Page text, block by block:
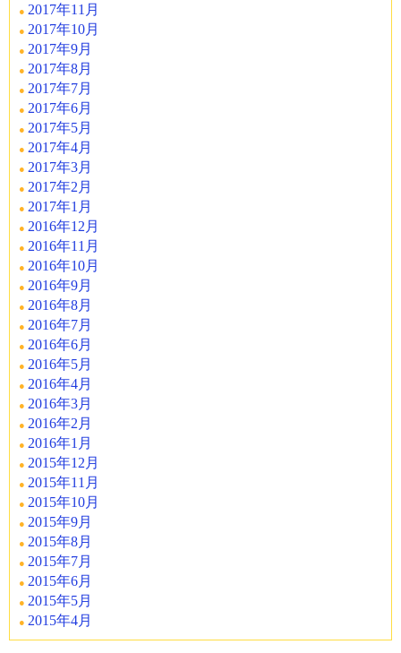
2017年11月
2017年10月
2017年9月
2017年8月
2017年7月
2017年6月
2017年5月
2017年4月
2017年3月
2017年2月
2017年1月
2016年12月
2016年11月
2016年10月
2016年9月
2016年8月
2016年7月
2016年6月
2016年5月
2016年4月
2016年3月
2016年2月
2016年1月
2015年12月
2015年11月
2015年10月
2015年9月
2015年8月
2015年7月
2015年6月
2015年5月
2015年4月